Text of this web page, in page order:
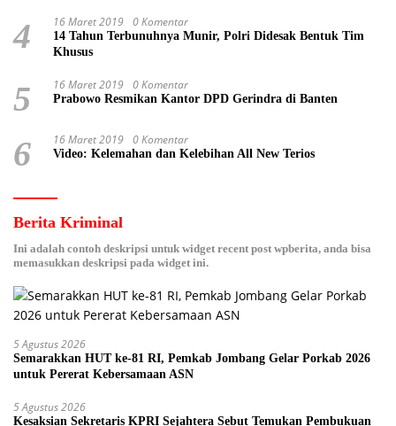
4 16 Maret 2019 0 Komentar
14 Tahun Terbunuhnya Munir, Polri Didesak Bentuk Tim
Khusus
5 16 Maret 2019 0 Komentar
Prabowo Resmikan Kantor DPD Gerindra di Banten
6 16 Maret 2019 0 Komentar
Video: Kelemahan dan Kelebihan All New Terios
Berita Kriminal
Ini adalah contoh deskripsi untuk widget recent post wpberita, anda bisa
memasukkan deskripsi pada widget ini.
5 Agustus 2026
Semarakkan HUT ke-81 RI, Pemkab Jombang Gelar Porkab 2026
untuk Pererat Kebersamaan ASN
5 Agustus 2026
Kesaksian Sekretaris KPRI Sejahtera Sebut Temukan Pembukuan